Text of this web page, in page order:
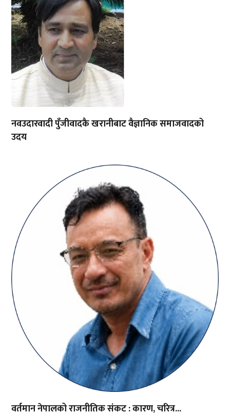
नवउदारवादी पुँजीवादकै खरानीबाट वैज्ञानिक समाजवादको
उदय
वर्तमान नेपालको राजनीतिक संकट : कारण, चरित्र...